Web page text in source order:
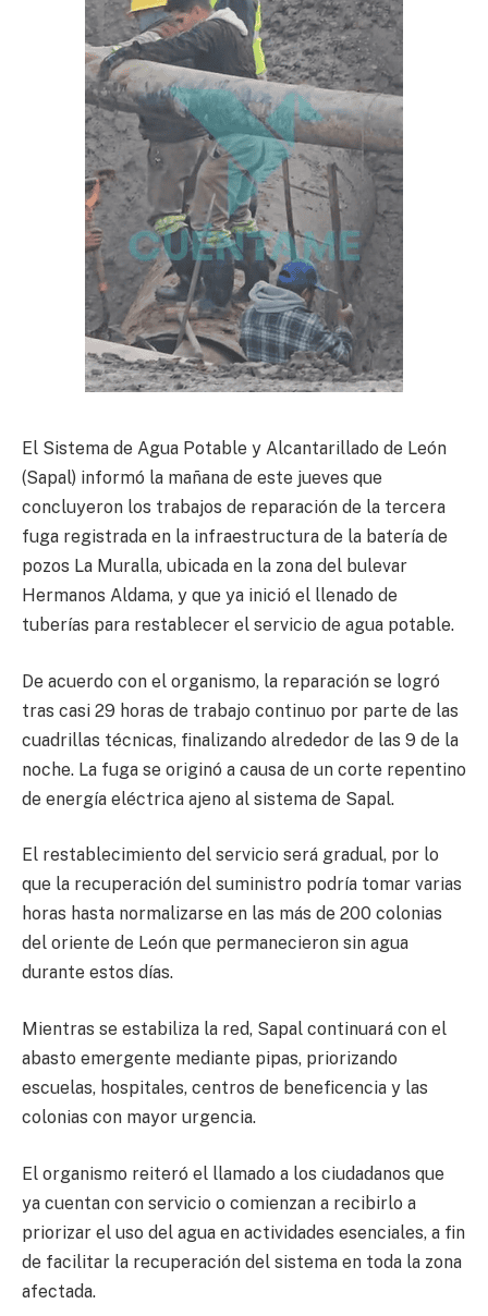
El Sistema de Agua Potable y Alcantarillado de León
(Sapal) informó la mañana de este jueves que
concluyeron los trabajos de reparación de la tercera
fuga registrada en la infraestructura de la batería de
pozos La Muralla, ubicada en la zona del bulevar
Hermanos Aldama, y que ya inició el llenado de
tuberías para restablecer el servicio de agua potable.
De acuerdo con el organismo, la reparación se logró
tras casi 29 horas de trabajo continuo por parte de las
cuadrillas técnicas, finalizando alrededor de las 9 de la
noche. La fuga se originó a causa de un corte repentino
de energía eléctrica ajeno al sistema de Sapal.
El restablecimiento del servicio será gradual, por lo
que la recuperación del suministro podría tomar varias
horas hasta normalizarse en las más de 200 colonias
del oriente de León que permanecieron sin agua
durante estos días.
Mientras se estabiliza la red, Sapal continuará con el
abasto emergente mediante pipas, priorizando
escuelas, hospitales, centros de beneficencia y las
colonias con mayor urgencia.
El organismo reiteró el llamado a los ciudadanos que
ya cuentan con servicio o comienzan a recibirlo a
priorizar el uso del agua en actividades esenciales, a fin
de facilitar la recuperación del sistema en toda la zona
afectada.